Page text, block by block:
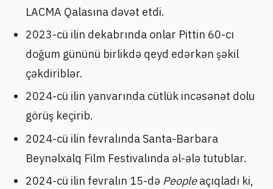
LACMA Qalasına dəvət etdi.
2023-cü ilin dekabrında onlar Pittin 60-cı
doğum gününü birlikdə qeyd edərkən şəkil
çəkdiriblər.
2024-cü ilin yanvarında cütlük incəsənət dolu
görüş keçirib.
2024-cü ilin fevralında Santa-Barbara
Beynəlxalq Film Festivalında əl-ələ tutublar.
2024-cü ilin fevralın 15-də Peopleaçıqladı ki,